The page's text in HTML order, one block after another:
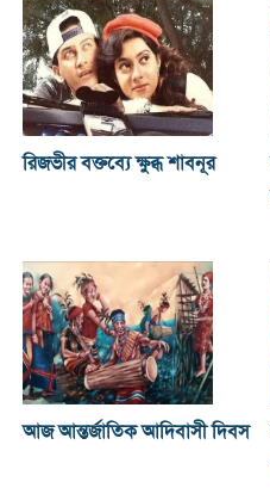
রিজভীর বক্তব্যে ক্ষুব্ধ শাবনূর
আজ আন্তর্জাতিক আদিবাসী দিবস